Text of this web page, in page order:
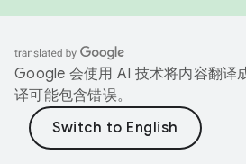
Google 会使用 AI 技术将内容翻译
译可能包含错误。